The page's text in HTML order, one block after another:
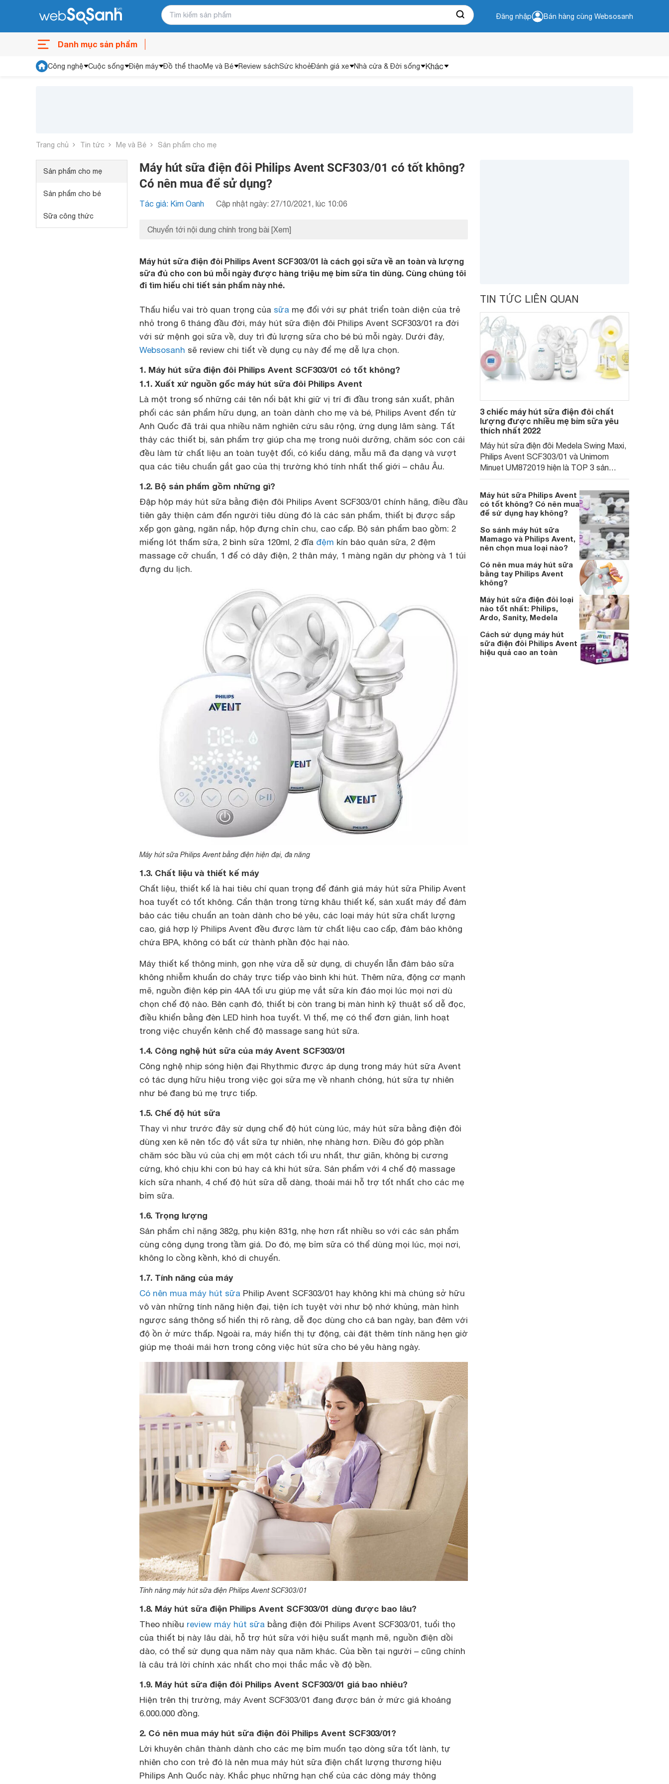
Đăng nhập Bán hàng cùng Websosanh
Danh mục sản phẩm
Công nghệ Cuộc sống Điện máy Đồ thể thaoMẹ và Bé Review sáchSức khoẻĐánh giá xe Nhà cửa & Đời sống Khác
Trang chủ Tin tức Mẹ và Bé Sản phẩm cho mẹ
Sản phẩm cho mẹ
Sản phẩm cho bé
Sữa công thức
Máy hút sữa điện đôi Philips Avent SCF303/01 có tốt không?
Có nên mua để sử dụng?
Tác giả: Kim Oanh Cập nhật ngày: 27/10/2021, lúc 10:06
Chuyển tới nội dung chính trong bài [Xem]
Máy hút sữa điện đôi Philips Avent SCF303/01 là cách gọi sữa về an toàn và lượng
sữa đủ cho con bú mỗi ngày được hàng triệu mẹ bỉm sữa tin dùng. Cùng chúng tôi
đi tìm hiểu chi tiết sản phẩm này nhé.
Thấu hiểu vai trò quan trọng của sữa mẹ đối với sự phát triển toàn diện của trẻ
nhỏ trong 6 tháng đầu đời, máy hút sữa điện đôi Philips Avent SCF303/01 ra đời
với sứ mệnh gọi sữa về, duy trì đủ lượng sữa cho bé bú mỗi ngày. Dưới đây,
Websosanh sẽ review chi tiết về dụng cụ này để mẹ dễ lựa chọn.
1. Máy hút sữa điện đôi Philips Avent SCF303/01 có tốt không?
1.1. Xuất xứ nguồn gốc máy hút sữa đôi Philips Avent
Là một trong số những cái tên nổi bật khi giữ vị trí đi đầu trong sản xuất, phân
phối các sản phẩm hữu dụng, an toàn dành cho mẹ và bé, Philips Avent đến từ
Anh Quốc đã trải qua nhiều năm nghiên cứu sâu rộng, ứng dụng lâm sàng. Tất
thảy các thiết bị, sản phẩm trợ giúp cha mẹ trong nuôi dưỡng, chăm sóc con cái
đều làm từ chất liệu an toàn tuyệt đối, có kiểu dáng, mẫu mã đa dạng và vượt
qua các tiêu chuẩn gắt gao của thị trường khó tính nhất thế giới – châu Âu.
1.2. Bộ sản phẩm gồm những gì?
Đập hộp máy hút sữa bằng điện đôi Philips Avent SCF303/01 chính hãng, điều đầu
tiên gây thiện cảm đến người tiêu dùng đó là các sản phẩm, thiết bị được sắp
xếp gọn gàng, ngăn nắp, hộp đựng chỉn chu, cao cấp. Bộ sản phẩm bao gồm: 2
miếng lót thấm sữa, 2 bình sữa 120ml, 2 đĩa đệm kín bảo quản sữa, 2 đệm
massage cỡ chuẩn, 1 đế có dây điện, 2 thân máy, 1 màng ngăn dự phòng và 1 túi
đựng du lịch.
Máy hút sữa Philips Avent bằng điện hiện đại, đa năng
1.3. Chất liệu và thiết kế máy
Chất liệu, thiết kế là hai tiêu chí quan trọng để đánh giá máy hút sữa Philip Avent
hoa tuyết có tốt không. Cẩn thận trong từng khâu thiết kế, sản xuất máy để đảm
bảo các tiêu chuẩn an toàn dành cho bé yêu, các loại máy hút sữa chất lượng
cao, giá hợp lý Philips Avent đều được làm từ chất liệu cao cấp, đảm bảo không
chứa BPA, không có bất cứ thành phần độc hại nào.
Máy thiết kế thông minh, gọn nhẹ vừa dễ sử dụng, di chuyển lẫn đảm bảo sữa
không nhiễm khuẩn do chảy trực tiếp vào bình khi hút. Thêm nữa, động cơ mạnh
mẽ, nguồn điện kép pin 4AA tối ưu giúp mẹ vắt sữa kín đáo mọi lúc mọi nơi dù
chọn chế độ nào. Bên cạnh đó, thiết bị còn trang bị màn hình kỹ thuật số dễ đọc,
điều khiển bằng đèn LED hình hoa tuyết. Vì thế, mẹ có thể đơn giản, linh hoạt
trong việc chuyển kênh chế độ massage sang hút sữa.
1.4. Công nghệ hút sữa của máy Avent SCF303/01
Công nghệ nhịp sóng hiện đại Rhythmic được áp dụng trong máy hút sữa Avent
có tác dụng hữu hiệu trong việc gọi sữa mẹ về nhanh chóng, hút sữa tự nhiên
như bé đang bú mẹ trực tiếp.
1.5. Chế độ hút sữa
Thay vì như trước đây sử dụng chế độ hút cùng lúc, máy hút sữa bằng điện đôi
dùng xen kẽ nên tốc độ vắt sữa tự nhiên, nhẹ nhàng hơn. Điều đó góp phần
chăm sóc bầu vú của chị em một cách tối ưu nhất, thư giãn, không bị cương
cứng, khó chịu khi con bú hay cả khi hút sữa. Sản phẩm với 4 chế độ massage
kích sữa nhanh, 4 chế độ hút sữa dễ dàng, thoải mái hỗ trợ tốt nhất cho các mẹ
bỉm sữa.
1.6. Trọng lượng
Sản phẩm chỉ nặng 382g, phụ kiện 831g, nhẹ hơn rất nhiều so với các sản phẩm
cùng công dụng trong tầm giá. Do đó, mẹ bỉm sữa có thể dùng mọi lúc, mọi nơi,
không lo cồng kềnh, khó di chuyển.
1.7. Tính năng của máy
Có nên mua máy hút sữa Philip Avent SCF303/01 hay không khi mà chúng sở hữu
vô vàn những tính năng hiện đại, tiện ích tuyệt vời như bộ nhớ khủng, màn hình
ngược sáng thông số hiển thị rõ ràng, dễ đọc dùng cho cả ban ngày, ban đêm với
độ ồn ở mức thấp. Ngoài ra, máy hiển thị tự động, cài đặt thêm tính năng hẹn giờ
giúp mẹ thoải mái hơn trong công việc hút sữa cho bé yêu hàng ngày.
Tính năng máy hút sữa điện Philips Avent SCF303/01
1.8. Máy hút sữa điện Philips Avent SCF303/01 dùng được bao lâu?
Theo nhiều review máy hút sữa bằng điện đôi Philips Avent SCF303/01, tuổi thọ
của thiết bị này lâu dài, hỗ trợ hút sữa với hiệu suất mạnh mẽ, nguồn điện dồi
dào, có thể sử dụng qua năm này qua năm khác. Của bền tại người – cũng chính
là câu trả lời chính xác nhất cho mọi thắc mắc về độ bền.
1.9. Máy hút sữa điện đôi Philips Avent SCF303/01 giá bao nhiêu?
Hiện trên thị trường, máy Avent SCF303/01 đang được bán ở mức giá khoảng
6.000.000 đồng.
2. Có nên mua máy hút sữa điện đôi Philips Avent SCF303/01?
Lời khuyên chân thành dành cho các mẹ bỉm muốn tạo dòng sữa tốt lành, tự
nhiên cho con trẻ đó là nên mua máy hút sữa điện chất lượng thương hiệu
Philips Anh Quốc này. Khắc phục những hạn chế của các dòng máy thông
TIN TỨC LIÊN QUAN
3 chiếc máy hút sữa điện đôi chất
lượng được nhiều mẹ bỉm sữa yêu
thích nhất 2022
Máy hút sữa điện đôi Medela Swing Maxi,
Philips Avent SCF303/01 và Unimom
Minuet UM872019 hiện là TOP 3 sản
phẩm chất lượng hàng đầu đang được
đông đảo các bà mẹ bỉm sữa Việt yêu
thích và lựa chọn nhiều nhất 2022.
Máy hút sữa Philips Avent
có tốt không? Có nên mua
để sử dụng hay không?
So sánh máy hút sữa
Mamago và Philips Avent,
nên chọn mua loại nào?
Có nên mua máy hút sữa
bằng tay Philips Avent
không?
Máy hút sữa điện đôi loại
nào tốt nhất: Philips,
Ardo, Sanity, Medela
Cách sử dụng máy hút
sữa điện đôi Philips Avent
hiệu quả cao an toàn